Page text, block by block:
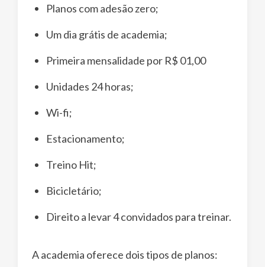
Planos com adesão zero;
Um dia grátis de academia;
Primeira mensalidade por R$ 01,00
Unidades 24 horas;
Wi-fi;
Estacionamento;
Treino Hit;
Bicicletário;
Direito a levar 4 convidados para treinar.
A academia oferece dois tipos de planos: